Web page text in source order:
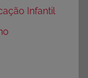
Infantil